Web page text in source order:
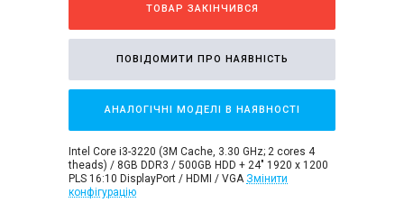
ТОВАР ЗАКІНЧИВСЯ
ПОВІДОМИТИ ПРО НАЯВНІСТЬ
АНАЛОГІЧНІ МОДЕЛІ В НАЯВНОСТІ
Intel Core i3-3220 (3M Cache, 3.30 GHz; 2 cores 4
theads) / 8GB DDR3 / 500GB HDD + 24" 1920 x 1200
PLS 16:10 DisplayPort / HDMI / VGA Змінити
конфігурацію